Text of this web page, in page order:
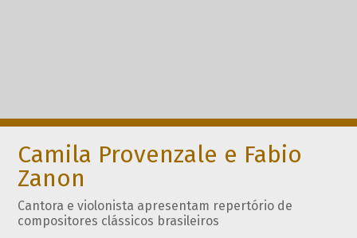
Camila Provenzale e Fabio
Zanon
Cantora e violonista apresentam repertório de
compositores clássicos brasileiros